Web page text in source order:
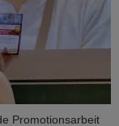
Promotionsarbeit